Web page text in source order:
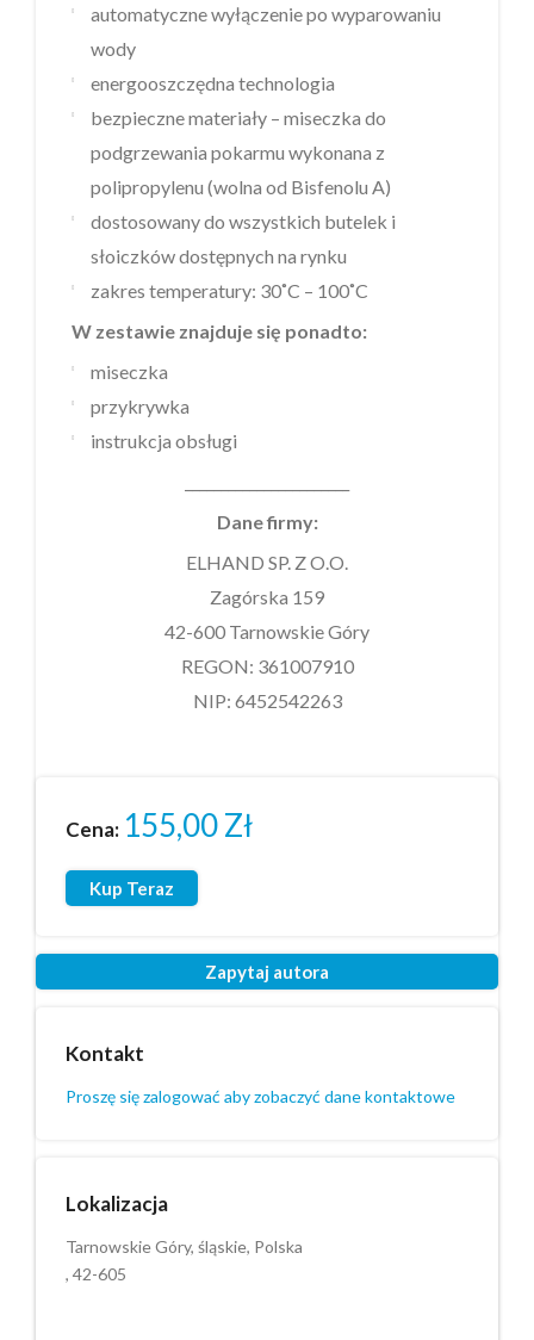
automatyczne wyłączenie po wyparowaniu
wody
energooszczędna technologia
bezpieczne materiały – miseczka do
podgrzewania pokarmu wykonana z
polipropylenu (wolna od Bisfenolu A)
dostosowany do wszystkich butelek i
słoiczków dostępnych na rynku
zakres temperatury: 30˚C – 100˚C
W zestawie znajduje się ponadto:
miseczka
przykrywka
instrukcja obsługi
Dane firmy:
ELHAND SP. Z O.O.
Zagórska 159
42-600 Tarnowskie Góry
REGON: 361007910
NIP: 6452542263
Cena: 155,00Zł
Kup Teraz
Zapytaj autora
Kontakt
Proszę się zalogować aby zobaczyć dane kontaktowe
Lokalizacja
Tarnowskie Góry, śląskie, Polska
, 42-605